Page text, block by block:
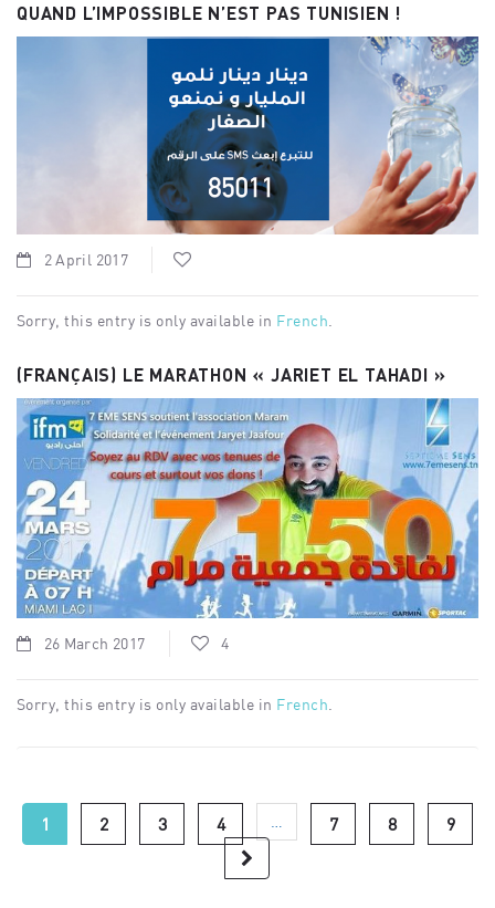
QUAND L’IMPOSSIBLE N’EST PAS TUNISIEN !
2 April 2017
Sorry, this entry is only available in French
(FRANÇAIS) LE MARATHON « JARIET EL TAHADI »
26 March 2017 4
Sorry, this entry is only available in French
1 2 3 4 7 8 9